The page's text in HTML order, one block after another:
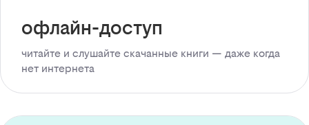
офлайн-доступ
читайте и слушайте скачанные книги — даже когда
нет интернета